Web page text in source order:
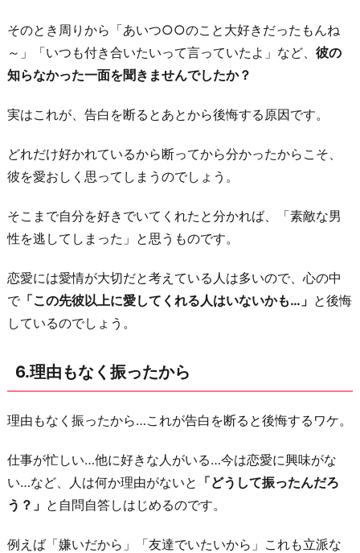
そのとき周りから「あいつ○○のこと大好きだったもんね
～」「いつも付き合いたいって言っていたよ」など、 彼の
知らなかった一面を聞きませんでしたか？
実はこれが、告白を断るとあとから後悔する原因です。
どれだけ好かれているから断ってから分かったからこそ、
彼を愛おしく思ってしまうのでしょう。
そこまで自分を好きでいてくれたと分かれば、「素敵な男
性を逃してしまった」と思うものです。
恋愛には愛情が大切だと考えている人は多いので、心の中
で「この先彼以上に愛してくれる人はいないかも…」 と後悔
しているのでしょう。
6.理由もなく振ったから
理由もなく振ったから…これが告白を断ると後悔するワケ。
仕事が忙しい…他に好きな人がいる…今は恋愛に興味がな
い…など、人は何か理由がないと 「どうして振ったんだろ
う？」 と自問自答しはじめるのです。
例えば「嫌いだから」「友達でいたいから」これも立派な